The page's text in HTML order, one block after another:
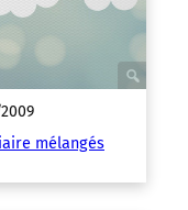
mélangés